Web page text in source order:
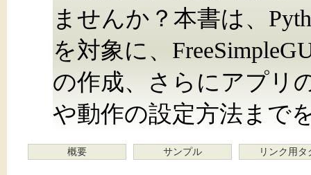
ませんか？本書は、
を対象に、
の作成、さらにアプリ
や動作の設定方法まで
概要 サンプル リンク用タ